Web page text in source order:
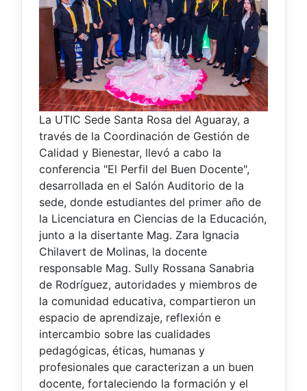
La UTIC Sede Santa Rosa del Aguaray, a
través de la Coordinación de Gestión de
Calidad y Bienestar, llevó a cabo la
conferencia "El Perfil del Buen Docente",
desarrollada en el Salón Auditorio de la
sede, donde estudiantes del primer año de
la Licenciatura en Ciencias de la Educación,
junto a la disertante Mag. Zara Ignacia
Chilavert de Molinas, la docente
responsable Mag. Sully Rossana Sanabria
de Rodríguez, autoridades y miembros de
la comunidad educativa, compartieron un
espacio de aprendizaje, reflexión e
intercambio sobre las cualidades
pedagógicas, éticas, humanas y
profesionales que caracterizan a un buen
docente, fortaleciendo la formación y el